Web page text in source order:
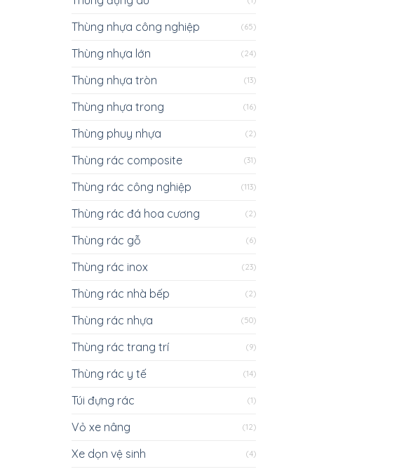
Thùng nhựa công nghiệp (65)
Thùng nhựa lớn (24)
Thùng nhựa tròn (13)
Thùng nhựa trong (16)
Thùng phuy nhựa (2)
Thùng rác composite (31)
Thùng rác công nghiệp (113)
Thùng rác đá hoa cương (2)
Thùng rác gỗ (6)
Thùng rác inox (23)
Thùng rác nhà bếp (2)
Thùng rác nhựa (50)
Thùng rác trang trí (9)
Thùng rác y tế (14)
Túi đựng rác (1)
Vỏ xe nâng (12)
Xe dọn vệ sinh (4)